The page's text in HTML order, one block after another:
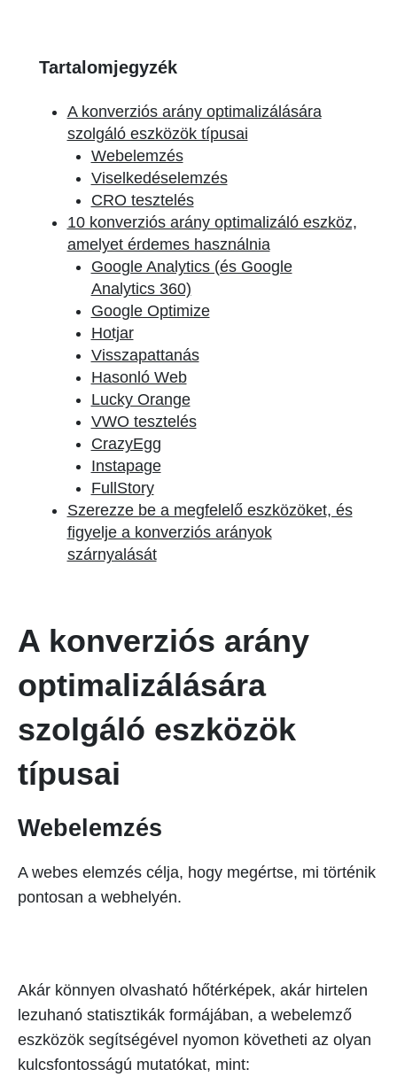
Tartalomjegyzék
A konverziós arány optimalizálására
szolgáló eszközök típusai
Webelemzés
Viselkedéselemzés
CRO tesztelés
10 konverziós arány optimalizáló eszköz,
amelyet érdemes használnia
Google Analytics (és Google
Analytics 360)
Google Optimize
Hotjar
Visszapattanás
Hasonló Web
Lucky Orange
VWO tesztelés
CrazyEgg
Instapage
FullStory
Szerezze be a megfelelő eszközöket, és
figyelje a konverziós arányok
szárnyalását
A konverziós arány
optimalizálására
szolgáló eszközök
típusai
Webelemzés
A webes elemzés célja, hogy megértse, mi történik
pontosan a webhelyén.
Akár könnyen olvasható hőtérképek, akár hirtelen
lezuhanó statisztikák formájában, a webelemző
eszközök segítségével nyomon követheti az olyan
kulcsfontosságú mutatókat, mint: